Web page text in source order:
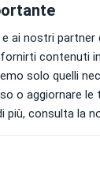
Oggi
7 Ago
Chiedi di
ai nostri
contenuti
solo quelli
o aggiornare
più, consulta la